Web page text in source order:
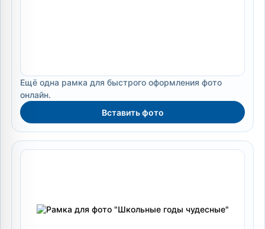
Ещё одна рамка для быстрого оформления фото
онлайн.
Вставить фото